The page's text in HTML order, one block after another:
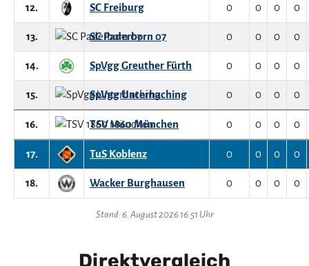
12. SC Freiburg 0 0 0 0
13. SC Paderborn 07 0 0 0 0
14. SpVgg Greuther Fürth 0 0 0 0
15. SpVgg Unterhaching 0 0 0 0
16. TSV 1860 München 0 0 0 0
17. TuS Koblenz 0 0 0 0
18. Wacker Burghausen 0 0 0 0
Stand: 6. August 2026 16:51 Uhr
Direktvergleich